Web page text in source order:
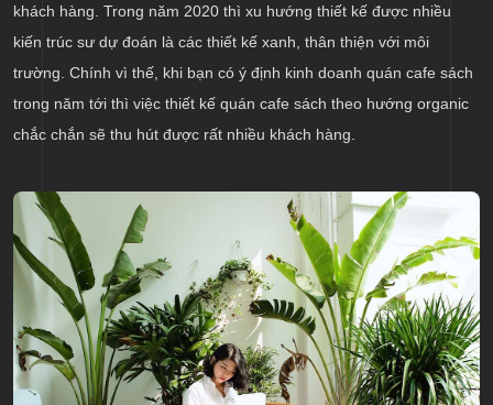
khách hàng. Trong năm 2020 thì xu hướng thiết kế được nhiều
kiến trúc sư dự đoán là các thiết kế xanh, thân thiện với môi
trường. Chính vì thế, khi bạn có ý định kinh doanh quán cafe sách
trong năm tới thì việc thiết kế quán cafe sách theo hướng organic
chắc chắn sẽ thu hút được rất nhiều khách hàng.